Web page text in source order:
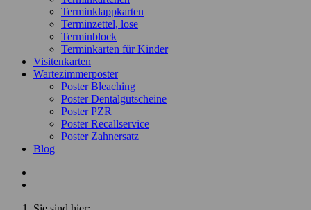
Terminklappkarten
Terminzettel, lose
Terminblock
Terminkarten für Kinder
Visitenkarten
Wartezimmerposter
Poster Bleaching
Poster Dentalgutscheine
Poster PZR
Poster Recallservice
Poster Zahnersatz
Blog